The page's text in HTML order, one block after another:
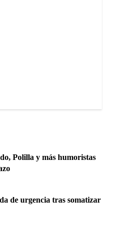
Polilla y más humoristas
de urgencia tras somatizar